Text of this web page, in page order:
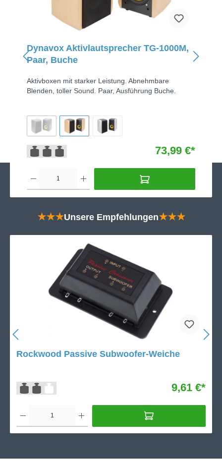
Dynavox Aktivlautsprecher TG-1000M,
Paar, Buche
Aktivboxen mit starker Leistung. Abnehmbare
Blenden, toller Sound. Paar, Ausführung Buche.
73,99 €*
★★★Unsere Empfehlungen★★★
Rockwood Passive Subwoofer-Weiche
9,61 €*